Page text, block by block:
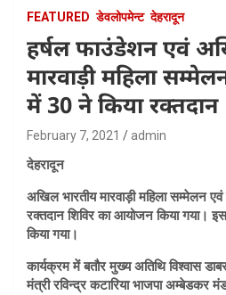
FEATURED डेवलोपमेन्ट देहरादून
हर्षल फाउंडेशन एवं
मारवाड़ी महिला
में 30 ने किया रक्तदान
February 7, 2021 admin
देहरादून
अखिल भारतीय मारवाड़ी महिला सम्मेलन
रक्तदान शिविर का आयोजन किया गया।
किया गया।
कार्यक्रम में बतौर मुख्य अतिथि विश्वास
मंत्री रविन्द्र कटारिया भाजपा अम्बेडकर